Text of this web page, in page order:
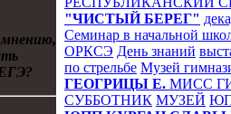
мнению,
"ЧИСТЫЙ БЕРЕГ"
Семинар в начальной
ОРКСЭ День знаний
по стрельбе Музей
ГЕОГРИЦЫ Е. МИСС
СУББОТНИК МУЗЕЙ